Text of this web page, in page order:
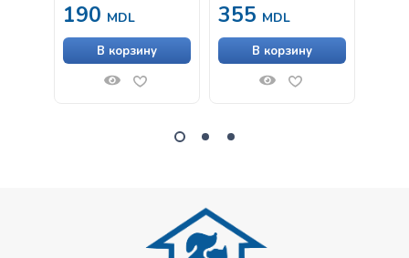
190 MDL
В корзину
355 MDL
В корзину